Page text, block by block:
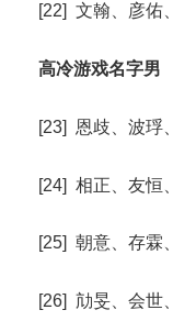
[22] 文翰、彦佑
高冷游戏名字男
[23] 恩歧、波琈
[24] 相正、友恒
[25] 朝意、存霖
[26] 劥旻、会世